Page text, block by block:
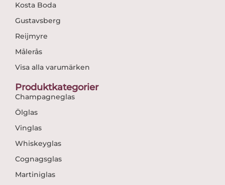
Kosta Boda
Gustavsberg
Reijmyre
Målerås
Visa alla varumärken
Produktkategorier
Champagneglas
Ölglas
Vinglas
Whiskeyglas
Cognagsglas
Martiniglas